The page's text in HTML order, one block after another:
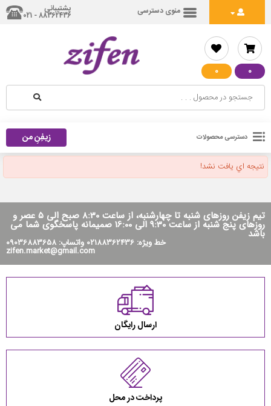
منوی دسترسی پشتیبانی
88362436 - 021
0
0
دسترسی محصولات زیفِنِ من
نتيجه اي يافت نشد!
تیم زیفن روزهای شنبه تا چهارشنبه، از ساعت 8:30 صبح الی 5 عصر و
روزهای پنج شنبه از ساعت 9:30 الی 16:00 صمیمانه پاسخگوی شما می
باشد
خط ویژه: 02188362436 واتساپ: 09036883658
zifen.market@gmail.com
ارسال رایگان
پرداخت در محل